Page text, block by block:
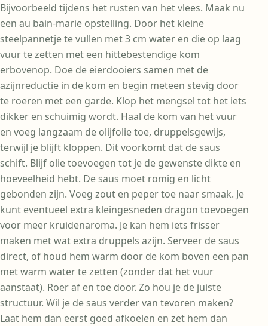
Bijvoorbeeld tijdens het rusten van het vlees. Maak nu
een au bain-marie opstelling. Door het kleine
steelpannetje te vullen met 3 cm water en die op laag
vuur te zetten met een hittebestendige kom
erbovenop. Doe de eierdooiers samen met de
azijnreductie in de kom en begin meteen stevig door
te roeren met een garde. Klop het mengsel tot het iets
dikker en schuimig wordt. Haal de kom van het vuur
en voeg langzaam de olijfolie toe, druppelsgewijs,
terwijl je blijft kloppen. Dit voorkomt dat de saus
schift. Blijf olie toevoegen tot je de gewenste dikte en
hoeveelheid hebt. De saus moet romig en licht
gebonden zijn. Voeg zout en peper toe naar smaak. Je
kunt eventueel extra kleingesneden dragon toevoegen
voor meer kruidenaroma. Je kan hem iets frisser
maken met wat extra druppels azijn. Serveer de saus
direct, of houd hem warm door de kom boven een pan
met warm water te zetten (zonder dat het vuur
aanstaat). Roer af en toe door. Zo hou je de juiste
structuur. Wil je de saus verder van tevoren maken?
Laat hem dan eerst goed afkoelen en zet hem dan